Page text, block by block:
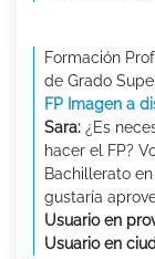
Formación
de Grado
FP Imagen a
Sara: ¿Es
hacer el FP?
Bachillerato
gustaría
Usuario en
Usuario en